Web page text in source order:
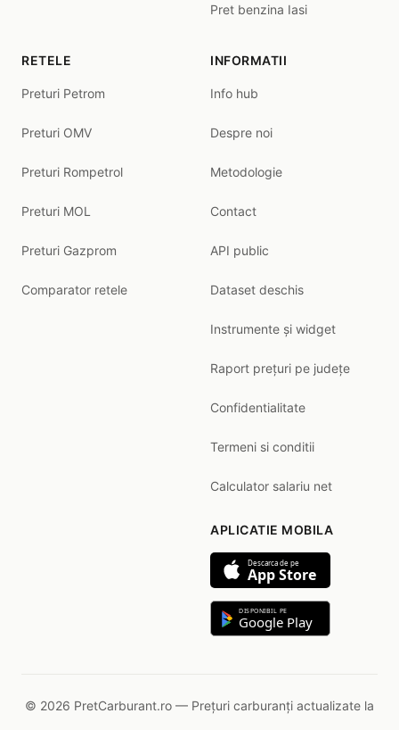
Pret benzina Iasi
RETELE
Preturi Petrom
Preturi OMV
Preturi Rompetrol
Preturi MOL
Preturi Gazprom
Comparator retele
INFORMATII
Info hub
Despre noi
Metodologie
Contact
API public
Dataset deschis
Instrumente și widget
Raport prețuri pe județe
Confidentialitate
Termeni si conditii
Calculator salariu net
APLICATIE MOBILA
Descarca de pe
App Store
DISPONIBIL PE
Google Play
© 2026 PretCarburant.ro — Prețuri carburanți actualizate la